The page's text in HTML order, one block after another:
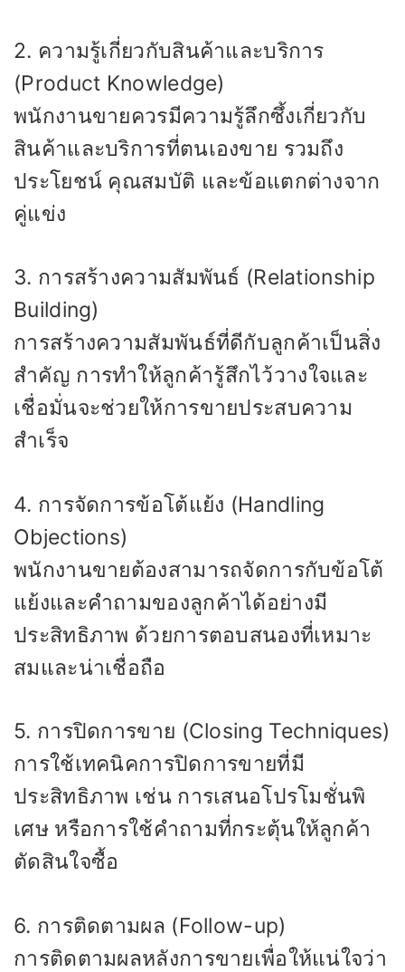
2. ความรู้เกี่ยวกับสินค้าและบริการ
(Product Knowledge)
พนักงานขายควรมีความรู้ลึกซึ้งเกี่ยวกับ
สินค้าและบริการที่ตนเองขาย รวมถึง
ประโยชน์ คุณสมบัติ และข้อแตกต่างจาก
คู่แข่ง
3. การสร้างความสัมพันธ์ (Relationship
Building)
การสร้างความสัมพันธ์ที่ดีกับลูกค้าเป็นสิ่ง
สำคัญ การทำให้ลูกค้ารู้สึกไว้วางใจและ
เชื่อมั่นจะช่วยให้การขายประสบความ
สำเร็จ
4. การจัดการข้อโต้แย้ง (Handling
Objections)
พนักงานขายต้องสามารถจัดการกับข้อโต้
แย้งและคำถามของลูกค้าได้อย่างมี
ประสิทธิภาพ ด้วยการตอบสนองที่เหมาะ
สมและน่าเชื่อถือ
5. การปิดการขาย (Closing Techniques)
การใช้เทคนิคการปิดการขายที่มี
ประสิทธิภาพ เช่น การเสนอโปรโมชั่นพิ
เศษ หรือการใช้คำถามที่กระตุ้นให้ลูกค้า
ตัดสินใจซื้อ
6. การติดตามผล (Follow-up)
การติดตามผลหลังการขายเพื่อให้แน่ใจว่า